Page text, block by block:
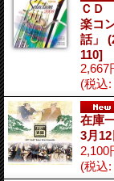
ＣＤ
楽コ
話」
110]
2,667
(税込:
在庫
3月12
2,100
(税込: